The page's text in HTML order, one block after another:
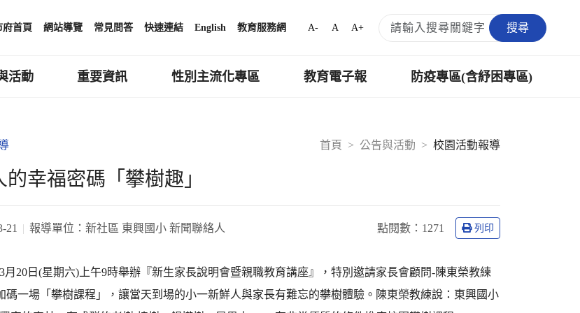
府首頁 網站導覽 常見問答 快速連結 English 教育服務網 A- A A+ 搜尋
活動 重要資訊 性別主流化專區 教育電子報 防疫專區(含紓困專區)
首頁
公告與活動 校園活動報導
幸福密碼「攀樹趣」
21 報導單位： 新社區 東興國小 新聞聯絡人 點閱數： 1271 列印
月20日(星期六)上午9時舉辦『新生家長說明會暨親職教育講座』，特別邀請家長會顧問-陳東榮教練
碼一場「攀樹課程」，讓當天到場的小一新鮮人與家長有難忘的攀樹體驗。陳東榮教練說：東興國小